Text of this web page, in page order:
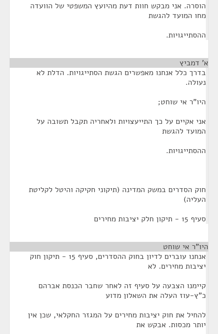
הוסרה. אני מבקש חוות דעת מהיועץ המשפטי של הוועדה
מחו המועד להגשת
ההסתייגויות.
א' דמביץ
בדרך כלל אנחנו מאפשרים הגשת הסתייגויות. הדלת לא
נעולה.
היו"ר אי שוחט;
אני אקיים על כך התייעצויות ולאחריה תקבל תשובה על
המועד להגשת
ההסתייגויות.
חוק הסדרים במשק המדינה (תיקוני חקיקה והיטל לקליטת
העליה)
סעיף 15 - תיקון חלק יציבות מחירים
היו"ר אי שוחט
אנחנו עוברים לדיון בחוק ההסדרים, סעיף 15 - תיקון חוק
יציבות מחירים. לא
קיימנו הצבעה על סעיף זה לאחר שחבר הכנסת אברהם
כ"ץ-עוז העלה את השאלון מדוע
להחיל את חוק יציבות מחירים על המגזר החקלאי, שכן אין
יותר מכסות. אבקש את